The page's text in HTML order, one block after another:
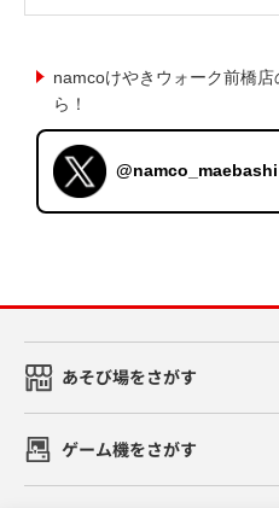
namcoけやきウォーク前橋
ら！
@namco_maebashi
あそび場をさがす
ゲーム機をさがす